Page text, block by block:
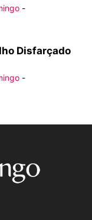
-
Disfarçado
-